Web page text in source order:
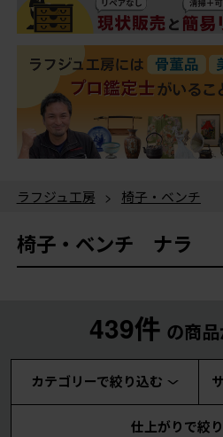
ラフジュ工房 > 椅子・ベンチ
椅子・ベンチ ナラ
439件 の商
カテゴリーで絞り込む
仕上がりで絞